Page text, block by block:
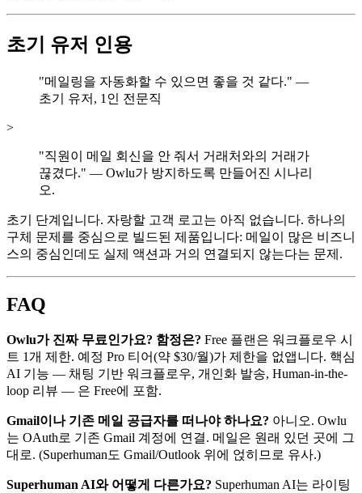
초기 유저 인용
"메일링을 자동화할 수 있으면 좋을 것 같다." —
초기 유저, 1인 전문직
>
"직원이 메일 회신을 안 줘서 거래처와의 거래가
끊겼다." — Owlu가 방지하도록 만들어진 시나리
오.
초기 단계입니다. 자랑할 고객 로고는 아직 없습니다. 하나의
구체 문제를 중심으로 빌드된 제품입니다: 메일이 많은 비즈니
스의 중심인데도 실제 액션과 거의 연결되지 않는다는 문제.
FAQ
Owlu가 진짜 무료인가요? 함정은? Free 플랜은 워크플로우 시
트 1개 제한. 예정 Pro 티어(약 $30/월)가 제한을 없앱니다. 핵심
AI 기능 — 채팅 기반 워크플로우, 개인화 발송, Human-in-the-
loop 리뷰 — 은 Free에 포함.
Gmail이나 기존 메일 공급자를 떠나야 하나요? 아니오. Owlu
는 OAuth로 기존 Gmail 계정에 연결. 메일은 원래 있던 곳에 그
대로. (Superhuman도 Gmail/Outlook 위에 얹히므로 유사.)
Superhuman AI와 어떻게 다른가요? Superhuman AI는 라이팅